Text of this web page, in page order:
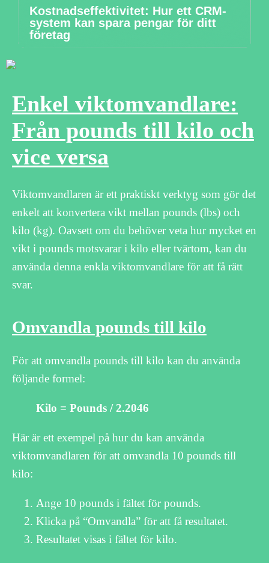
Kostnadseffektivitet: Hur ett CRM-
system kan spara pengar för ditt
företag
Enkel viktomvandlare:
Från pounds till kilo och
vice versa
Viktomvandlaren är ett praktiskt verktyg som gör det
enkelt att konvertera vikt mellan pounds (lbs) och
kilo (kg). Oavsett om du behöver veta hur mycket en
vikt i pounds motsvarar i kilo eller tvärtom, kan du
använda denna enkla viktomvandlare för att få rätt
svar.
Omvandla pounds till kilo
För att omvandla pounds till kilo kan du använda
följande formel:
Kilo = Pounds / 2.2046
Här är ett exempel på hur du kan använda
viktomvandlaren för att omvandla 10 pounds till
kilo:
Ange 10 pounds i fältet för pounds.
Klicka på “Omvandla” för att få resultatet.
Resultatet visas i fältet för kilo.